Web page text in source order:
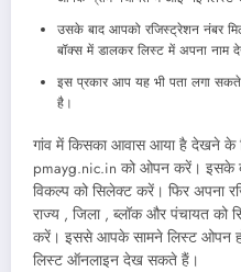
उसके बाद आपको रजिस्ट्रेशन नंबर
बॉक्स में डालकर लिस्ट में अपना
इस प्रकार आप यह भी पता लगा
है।
गांव में किसका आवास आया है देखने के
pmayg.nic.in को ओपन करें। इसके
विकल्प को सिलेक्ट करें। फिर अपना
राज्य , जिला , ब्लॉक और पंचायत
करें। इससे आपके सामने लिस्ट ओपन
लिस्ट ऑनलाइन देख सकते हैं।